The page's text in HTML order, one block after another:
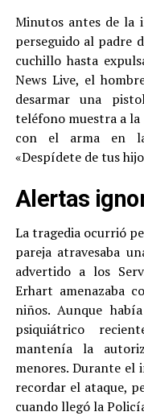
Minutos antes de la
perseguido al padre
cuchillo hasta
News Live, el
desarmar una
teléfono muestra a la
con el arma en
«Despídete de tus
Alertas
La tragedia ocurrió
pareja atravesaba
advertido a los
Erhart amenazaba
niños. Aunque
psiquiátrico
mantenía la
menores. Durante el
recordar el ataque,
cuando llegó la